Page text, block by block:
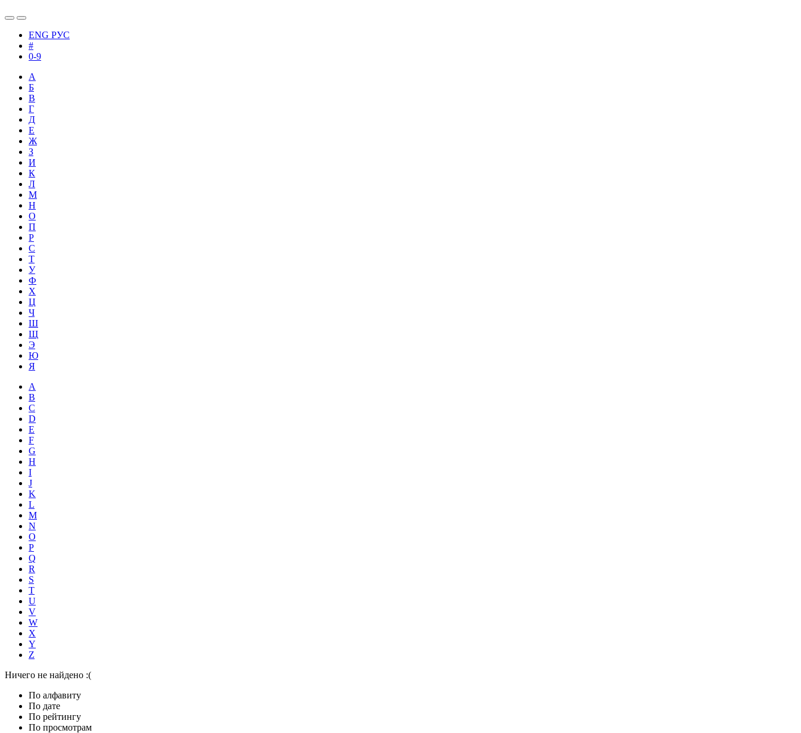
ENG РУС
#
0-9
А
Б
В
Г
Д
Е
Ж
З
И
К
Л
М
Н
О
П
Р
С
Т
У
Ф
Х
Ц
Ч
Ш
Щ
Э
Ю
Я
A
B
C
D
E
F
G
H
I
J
K
L
M
N
O
P
Q
R
S
T
U
V
W
X
Y
Z
Ничего не найдено :(
По алфавиту
По дате
По рейтингу
По просмотрам